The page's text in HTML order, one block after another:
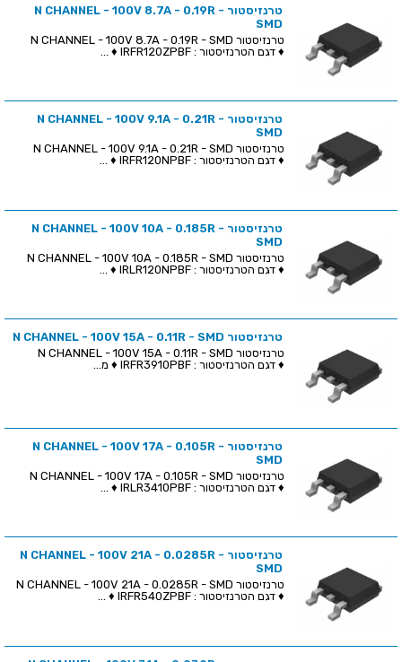
טרנזיסטור N CHANNEL - 100V 8.7A - 0.19R -
SMD
♦ דגם הטרנזיסטור : IRFR120ZPBF ♦ ...
טרנזיסטור N CHANNEL - 100V 9.1A - 0.21R -
SMD
♦ דגם הטרנזיסטור : IRFR120NPBF ♦ ...
טרנזיסטור N CHANNEL - 100V 10A - 0.185R -
SMD
♦ דגם הטרנזיסטור : IRLR120NPBF ♦ ...
טרנזיסטור N CHANNEL - 100V 15A - 0.11R - SMD
♦ דגם הטרנזיסטור : IRFR3910PBF ♦ מ...
טרנזיסטור N CHANNEL - 100V 17A - 0.105R -
SMD
♦ דגם הטרנזיסטור : IRLR3410PBF ♦ ...
טרנזיסטור N CHANNEL - 100V 21A - 0.0285R -
SMD
♦ דגם הטרנזיסטור : IRFR540ZPBF ♦ ...